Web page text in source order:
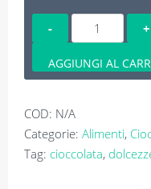
Cioccolata
fondente
e
fiori
AGGIUNGI AL
COD: N/A
Categorie: Alimenti,
Tag: cioccolata,